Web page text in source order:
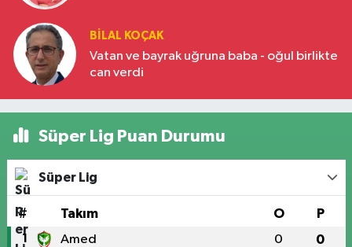
BILAL KOÇAK
Vatan ve bayrak uğruna baba - oğul birlikte
can verdi
Süper Lig Puan Durumu
Süper Lig
# Takım O P
1 Amed 0 0